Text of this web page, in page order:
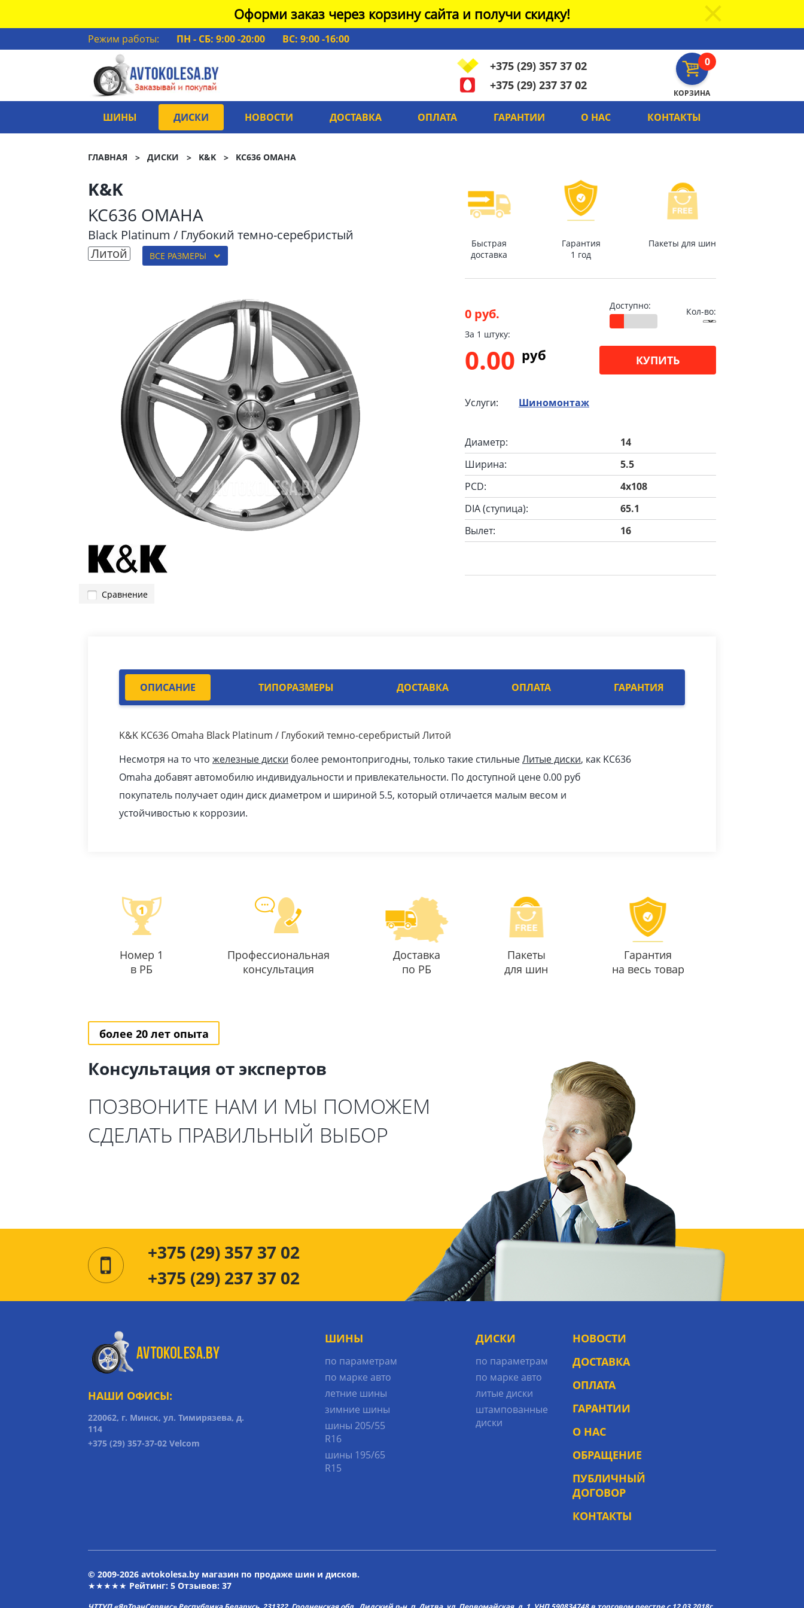
Оформи заказ через корзину сайта и получи скидку!
Режим работы: ПН - СБ: 9:00 -20:00
ВС: 9:00 -16:00
0
КОРЗИНА
+375 (29) 357 37 02
+375 (29) 237 37 02
ШИНЫ ДИСКИ НОВОСТИ ДОСТАВКА ОПЛАТА ГАРАНТИИ О НАС КОНТАКТЫ
ГЛАВНАЯ ДИСКИ K&K KC636 OMAHA
K&K
KC636 OMAHA
Black Platinum / Глубокий темно-серебристый
Литой
ВСЕ РАЗМЕРЫ
Сравнение
Быстрая
доставка
Гарантия
1 год
Пакеты для шин
0 руб.
Доступно:
Кол-во:
За 1 штуку:
0.00 pуб КУПИТЬ
Услуги: Шиномонтаж
Диаметр:
14
Ширина:
5.5
PCD:
4x108
DIA (ступица):
65.1
Вылет:
16
ОПИСАНИЕ ТИПОРАЗМЕРЫ ДОСТАВКА ОПЛАТА ГАРАНТИЯ
K&K KC636 Omaha Black Platinum / Глубокий темно-серебристый Литой
Несмотря на то что железные диски более ремонтопригодны, только такие стильныеЛитые диски, как KC636
Omaha добавят автомобилю индивидуальности и привлекательности. По доступной цене 0.00 pуб
покупатель получает один диск диаметром и шириной 5.5, который отличается малым весом и
устойчивостью к коррозии.
Номер 1
в РБ
Профессиональная
консультация
Доставка
по РБ
Пакеты
для шин
Гарантия
на весь товар
более 20 лет опыта
Консультация от экспертов
ПОЗВОНИТЕ НАМ И МЫ ПОМОЖЕМ
СДЕЛАТЬ ПРАВИЛЬНЫЙ ВЫБОР
+375 (29) 357 37 02
+375 (29) 237 37 02
НАШИ ОФИСЫ:
220062, г. Минск, ул. Тимирязева, д.
114
+375 (29) 357-37-02 Velcom
ШИНЫ
по параметрам
по марке авто
летние шины
зимние шины
шины 205/55
R16
шины 195/65
R15
ДИСКИ
по параметрам
по марке авто
литые диски
штампованные
диски
НОВОСТИ
ДОСТАВКА
ОПЛАТА
ГАРАНТИИ
О НАС
ОБРАЩЕНИЕ
ПУБЛИЧНЫЙ
ДОГОВОР
КОНТАКТЫ
© 2009-2026 avtokolesa.by магазин по продаже шин и дисков.
★★★★★ Рейтинг: 5 Отзывов: 37